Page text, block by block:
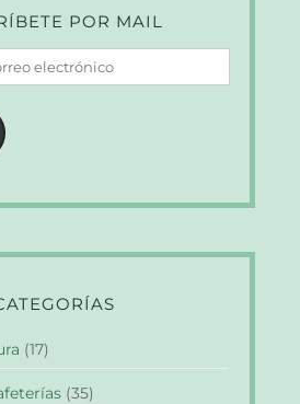
POR MAIL
(17)
(35)